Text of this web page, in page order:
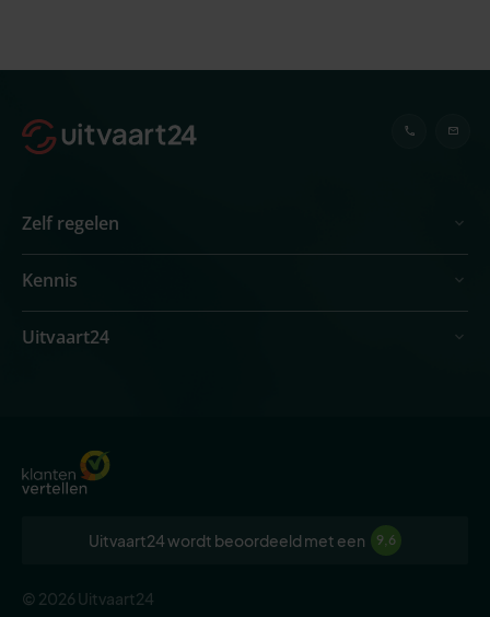
Zelf regelen
Kennis
Uitvaart24
Uitvaart24 wordt beoordeeld met een 9,6
© 2026 Uitvaart24